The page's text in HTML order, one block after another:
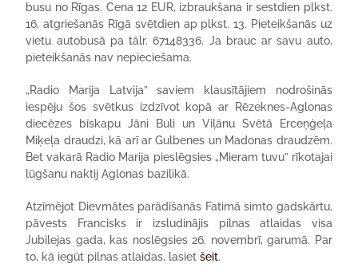
busu no Rīgas. Cena 12 EUR, izbraukšana ir sestdien plkst.
16, atgriešanās Rīgā svētdien ap plkst. 13. Pieteikšanās uz
vietu autobusā pa tālr. 67148336. Ja brauc ar savu auto,
pieteikšanās nav nepieciešama.
„Radio Marija Latvija” saviem klausītājiem nodrošinās
iespēju šos svētkus izdzīvot kopā ar Rēzeknes-Aglonas
diecēzes bīskapu Jāni Buli un Viļānu Svētā Erceņģeļa
Miķeļa draudzi, kā arī ar Gulbenes un Madonas draudzēm.
Bet vakarā Radio Marija pieslēgsies „Mieram tuvu” rīkotajai
lūgšanu naktij Aglonas bazilikā.
Atzīmējot Dievmātes parādīšanās Fatimā simto gadskārtu,
pāvests Francisks ir izsludinājis pilnas atlaidas visa
Jubilejas gada, kas noslēgsies 26. novembrī, garumā. Par
to, kā iegūt pilnas atlaidas, lasietšeit.